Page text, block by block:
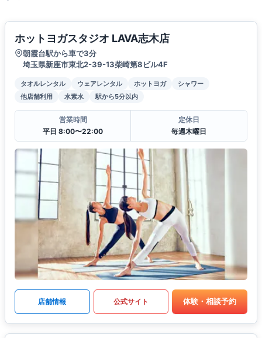
ホットヨガスタジオ LAVA志木店
朝霞台駅から車で3分
埼玉県新座市東北2-39-13柴崎第8ビル4F
タオルレンタル ウェアレンタル ホットヨガ
シャワー
他店舗利用
水素水 駅から5分以内
営業時間
平日 8:00〜22:00
定休日
毎週木曜日
店舗情報 公式サイト 体験・相談予約